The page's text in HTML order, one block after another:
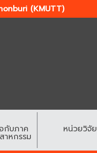
(KMUTT)
กับภาค
าหกรรม
หน่วยวิจัย